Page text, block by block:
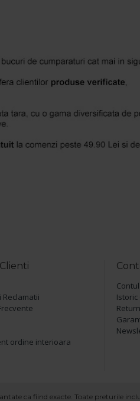
Reclamatii
ordine interioara
Istoric
ca fiind exacte. Toate preturile